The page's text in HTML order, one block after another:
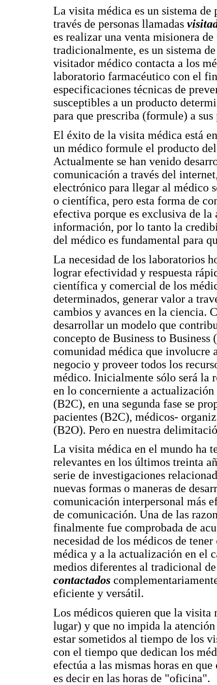
La visita médica es un sistema
través de personas llamadas
es realizar una venta misionera
tradicionalmente, es un sistema
visitador médico contacta a los
laboratorio farmacéutico con el
especificaciones técnicas de
susceptibles a un producto
para que prescriba (formule) a
El éxito de la visita médica está
un médico formule el producto
Actualmente se han venido
comunicación a través del
electrónico para llegar al médico
o científica, pero esta forma de
efectiva porque es exclusiva de
información, por lo tanto la
del médico es fundamental para
La necesidad de los laboratorios
lograr efectividad y respuesta
científica y comercial de los
determinados, generar valor a
cambios y avances en la ciencia.
desarrollar un modelo que
concepto de Business to
comunidad médica que involucre
negocio y proveer todos los
médico. Inicialmente sólo será la
en lo concerniente a
(B2C), en una segunda fase se
pacientes (B2C), médicos-
(B2O). Pero en nuestra
La visita médica en el mundo ha
relevantes en los últimos treinta
serie de investigaciones
nuevas formas o maneras de
comunicación interpersonal más
de comunicación. Una de las
finalmente fue comprobada de
necesidad de los médicos de
médica y a la actualización en el
medios diferentes al tradicional
contactados
eficiente y versátil.
Los médicos quieren que la visita
lugar) y que no impida la
estar sometidos al tiempo de los
con el tiempo que dedican los
efectúa a las mismas horas en
es decir en las horas de "oficina".